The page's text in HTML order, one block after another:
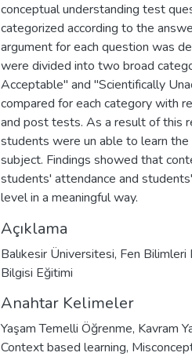
conceptual understanding test
categorized according to the
argument for each question was
were divided into two broad
Acceptable" and "Scientifically
compared for each category with
and post tests. As a result of this
students were un able to learn
subject. Findings showed that
students' attendance and
level in a meaningful way.
Açıklama
Balıkesir Üniversitesi, Fen
Bilgisi Eğitimi
Anahtar Kelimeler
Yaşam Temelli Öğrenme, Kavram
Context based learning,